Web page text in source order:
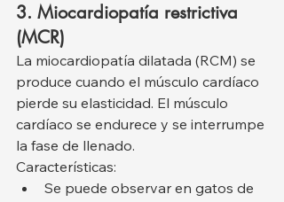
3. Miocardiopatía restrictiva
(MCR)
La miocardiopatía dilatada (RCM) se
produce cuando el músculo cardíaco
pierde su elasticidad. El músculo
cardíaco se endurece y se interrumpe
la fase de llenado.
Características:
Se puede observar en gatos de